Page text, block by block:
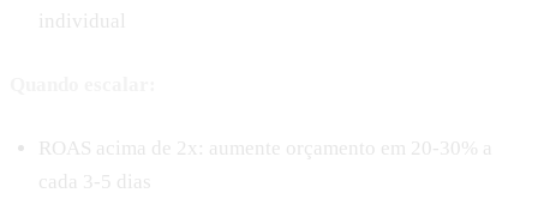
individual
ROAS acima de 2x: aumente orçamento em 20-30% a
cada 3-5 dias